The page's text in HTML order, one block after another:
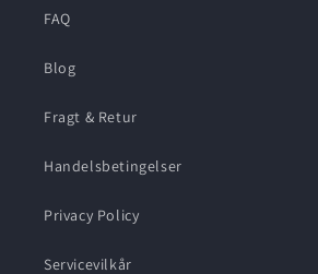
FAQ
Blog
Fragt & Retur
Handelsbetingelser
Privacy Policy
Servicevilkår